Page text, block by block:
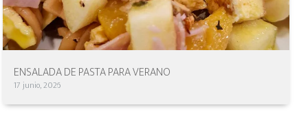
ENSALADA DE PASTA PARA VERANO
17 junio, 2026